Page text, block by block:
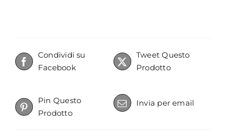
Condividi su
Facebook
Tweet Questo
Prodotto
Pin Questo
Prodotto
Invia per email